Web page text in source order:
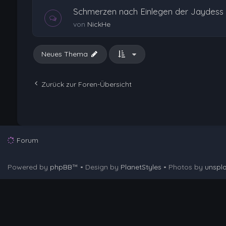
Schmerzen nach Einlegen der Jaydess
von NickHe
Neues Thema
Zurück zur Foren-Übersicht
Forum
Powered by phpBB™ • Design by PlanetStyles • Photos by